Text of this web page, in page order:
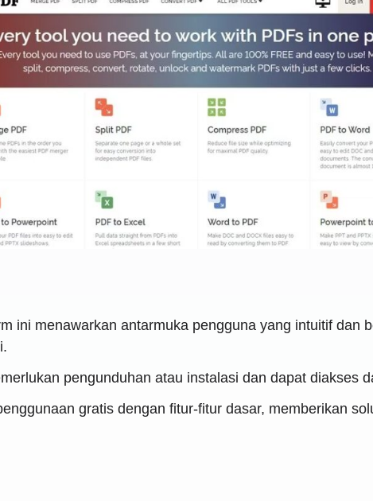
ini menawarkan antarmuka pengguna yang intuitif dan
pengunduhan atau instalasi dan dapat diakses
gratis dengan fitur-fitur dasar, memberikan